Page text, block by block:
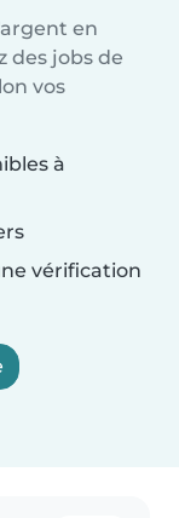
en
des jobs de
vos
à
vérification